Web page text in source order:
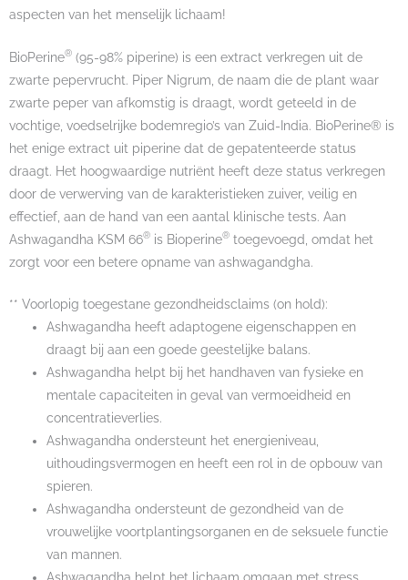
aspecten van het menselijk lichaam!
BioPerine® (95-98% piperine) is een extract verkregen uit de
zwarte pepervrucht. Piper Nigrum, de naam die de plant waar
zwarte peper van afkomstig is draagt, wordt geteeld in de
vochtige, voedselrijke bodemregio’s van Zuid-India. BioPerine® is
het enige extract uit piperine dat de gepatenteerde status
draagt. Het hoogwaardige nutriënt heeft deze status verkregen
door de verwerving van de karakteristieken zuiver, veilig en
effectief, aan de hand van een aantal klinische tests. Aan
Ashwagandha KSM 66® is Bioperine® toegevoegd, omdat het
zorgt voor een betere opname van ashwagandgha.
** Voorlopig toegestane gezondheidsclaims (on hold):
Ashwagandha heeft adaptogene eigenschappen en
draagt bij aan een goede geestelijke balans.
Ashwagandha helpt bij het handhaven van fysieke en
mentale capaciteiten in geval van vermoeidheid en
concentratieverlies.
Ashwagandha ondersteunt het energieniveau,
uithoudingsvermogen en heeft een rol in de opbouw van
spieren.
Ashwagandha ondersteunt de gezondheid van de
vrouwelijke voortplantingsorganen en de seksuele functie
van mannen.